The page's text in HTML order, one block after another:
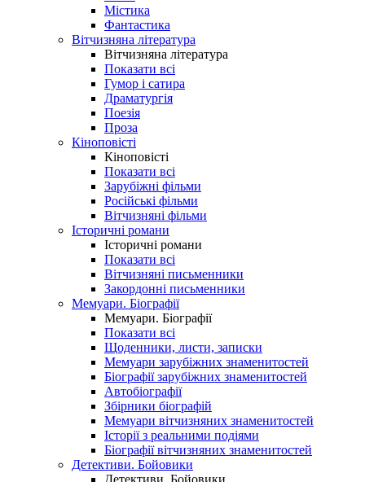
Містика
Фантастика
Вітчизняна література
Вітчизняна література
Показати всі
Гумор і сатира
Драматургія
Поезія
Проза
Кіноповісті
Кіноповісті
Показати всі
Зарубіжні фільми
Російські фільми
Вітчизняні фільми
Історичні романи
Історичні романи
Показати всі
Вітчизняні письменники
Закордонні письменники
Мемуари. Біографії
Мемуари. Біографії
Показати всі
Щоденники, листи, записки
Мемуари зарубіжних знаменитостей
Біографії зарубіжних знаменитостей
Автобіографії
Збірники біографій
Мемуари вітчизняних знаменитостей
Історії з реальними подіями
Біографії вітчизняних знаменитостей
Детективи. Бойовики
Детективи. Бойовики